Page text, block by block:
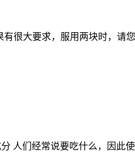
很大要求，服用两块时，请
人们经常说要吃什么，因此